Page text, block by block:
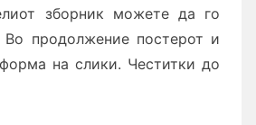
зборник можете да го
Во продолжение постерот и
на слики. Честитки до